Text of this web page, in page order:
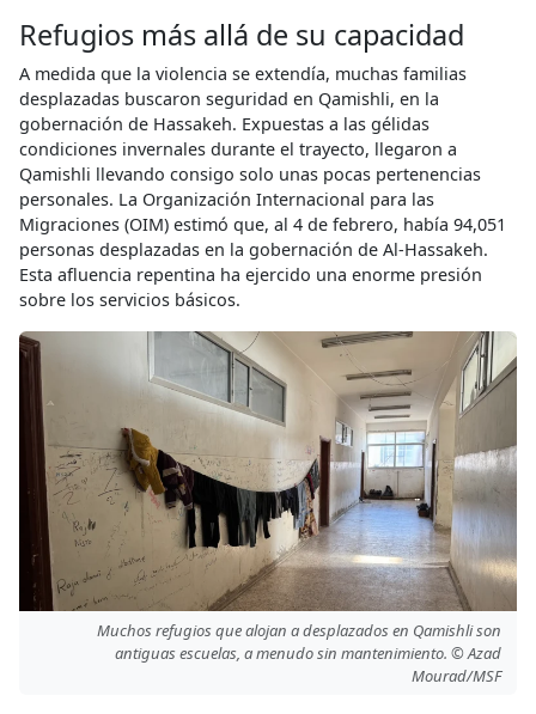
Refugios más allá de su capacidad
A medida que la violencia se extendía, muchas familias
desplazadas buscaron seguridad en Qamishli, en la
gobernación de Hassakeh. Expuestas a las gélidas
condiciones invernales durante el trayecto, llegaron a
Qamishli llevando consigo solo unas pocas pertenencias
personales. La Organización Internacional para las
Migraciones (OIM) estimó que, al 4 de febrero, había 94,051
personas desplazadas en la gobernación de Al‑Hassakeh.
Esta afluencia repentina ha ejercido una enorme presión
sobre los servicios básicos.
Muchos refugios que alojan a desplazados en Qamishli son
antiguas escuelas, a menudo sin mantenimiento. © Azad
Mourad/MSF